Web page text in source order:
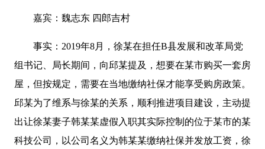
嘉宾：魏志东 四郎吉村
事实：2019年8月，徐某在担任B县发展和改革局党
组书记、局长期间，向邱某提及，想要在某市购买一套房
屋，但按规定，需要在当地缴纳社保才能享受购房政策。
邱某为了维系与徐某的关系，顺利推进项目建设，主动提
出让徐某妻子韩某某虚假入职其实际控制的位于某市的某
科技公司，以公司名义为韩某某缴纳社保并发放工资，徐